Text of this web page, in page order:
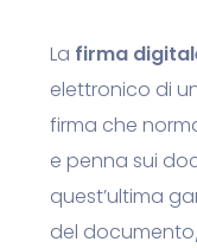
La firma
elettronico di
firma che
e penna sui
quest’ultima
del